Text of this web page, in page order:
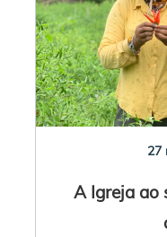
27
A Igreja ao